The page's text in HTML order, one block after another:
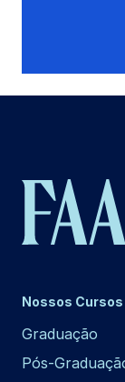
Nossos Cursos
Graduação
Pós-